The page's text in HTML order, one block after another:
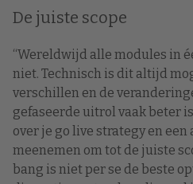
De juiste scope
“Wereldwijd alle modules in
niet. Technisch is dit altijd
verschillen en de
gefaseerde uitrol vaak beter
over je go live strategy en een
meenemen om tot de juiste
bang is niet per se de beste